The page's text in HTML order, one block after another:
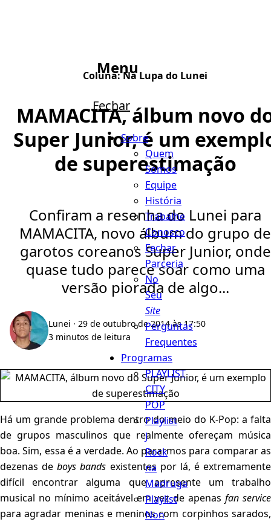
Menu
Fechar
Sobre
Quem
Somos
Equipe
História
Trabalhe
Conosco
Fechar
Parceria
No
Seu
Site
Perguntas
Frequentes
Programas
PLAYLIST
CITY
POP
Playlist
J
Rock
na
Madruga
Playlist
Non
Coluna:Na Lupa do Lunei
MAMACITA, álbum novo
Super Junior, é um
de superestimação
Confiram a resenha do Lunei para
MAMACITA, novo álbum do grupo de
garotos coreanos Super Junior, onde
quase tudo parece soar como uma
versão piorada de algo...
Lunei · 29 de outubro de 2014 às 17:50
3 minutos de leitura
Há um grande problema dentro do meio do K-Pop: a falta
de grupos masculinos que realmente ofereçam música
boa. Sim, essa é a verdade. Ao pararmos para comparar as
dezenas deboys bands existentes por lá, é extremamente
difícil encontrar alguma que apresente um trabalho
musical no mínimo aceitável em vez de apenasfan service
para agradar meninas e meninos com corpinhos sarados,